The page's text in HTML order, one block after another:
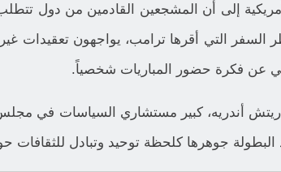
إلى أن المشجعين القادمين من دول
التي أقرها ترامب، يواجهون تعقيدات
عن فكرة حضور المباريات شخصياً.
أندريه، كبير مستشاري السياسات في مجلس
جوهرها كلحظة توحيد وتبادل للثقافات